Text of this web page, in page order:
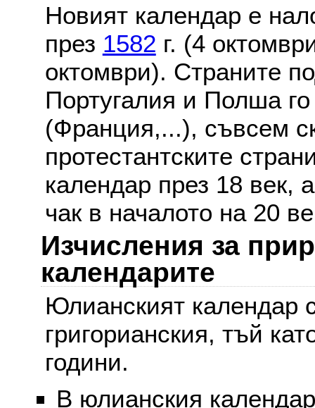
Новият календар е
през 1582 г. (4
октомври). Страните
Португалия и Полша
(Франция,...), съвсем
протестантските
календар през 18 век,
чак в началото на 20
Изчисления за
календарите
Юлианският календар
григорианския, тъй
години.
В юлианския